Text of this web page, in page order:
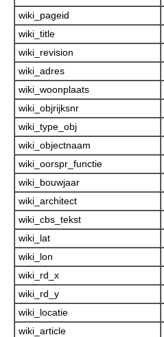
wiki_pageid
wiki_title
wiki_revision
wiki_adres
wiki_woonplaats
wiki_objrijksnr
wiki_type_obj
wiki_objectnaam
wiki_oorspr_functie
wiki_bouwjaar
wiki_architect
wiki_cbs_tekst
wiki_lat
wiki_lon
wiki_rd_x
wiki_rd_y
wiki_locatie
wiki_article